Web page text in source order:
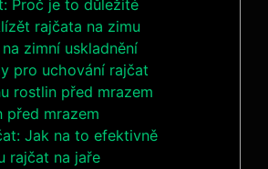
Proč je ⁣to důležité
rajčata na zimu
‌zimní ‍uskladnění
pro uchování rajčat
rostlin před mrazem
před mrazem
Jak na to efektivně
rajčat na ⁤jaře